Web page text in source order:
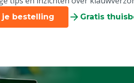
je bestelling Gratis